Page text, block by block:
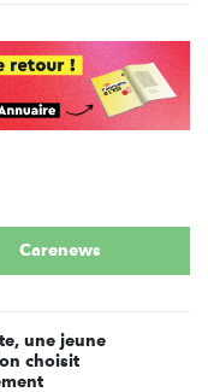
Carenews
une jeune
choisit